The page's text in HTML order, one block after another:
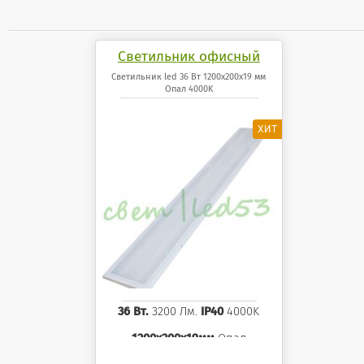
Светильник офисный
светодиодный 36 Вт
1200x200x19 мм Опал
Светильник led 36 Вт 1200x200x19 мм
Опал 4000K
36 Вт. 3200 Лм. IP404000K
1200x200x19ммОпал